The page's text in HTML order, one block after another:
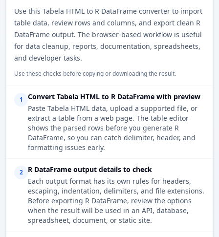
Use this Tabela HTML to R DataFrame converter to import
table data, review rows and columns, and export clean R
DataFrame output. The browser-based workflow is useful
for data cleanup, reports, documentation, spreadsheets,
and developer tasks.
Use these checks before copying or downloading the result.
1
Convert Tabela HTML to R DataFrame with preview
Paste Tabela HTML data, upload a supported file, or
extract a table from a web page. The table editor
shows the parsed rows before you generate R
DataFrame, so you can catch delimiter, header, and
formatting issues early.
2
R DataFrame output details to check
Each output format has its own rules for headers,
escaping, indentation, delimiters, and file extensions.
Before exporting R DataFrame, review the options
when the result will be used in an API, database,
spreadsheet, document, or static site.